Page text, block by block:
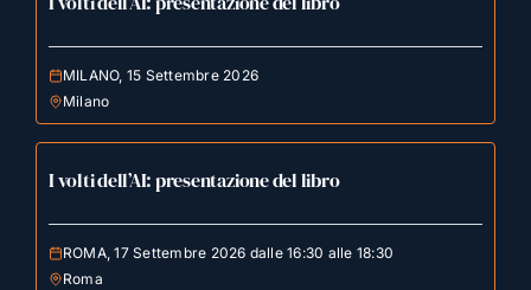
MILANO, 15 Settembre 2026
Milano
I volti dell’AI: presentazione del libro
ROMA, 17 Settembre 2026 dalle 16:30 alle 18:30
Roma